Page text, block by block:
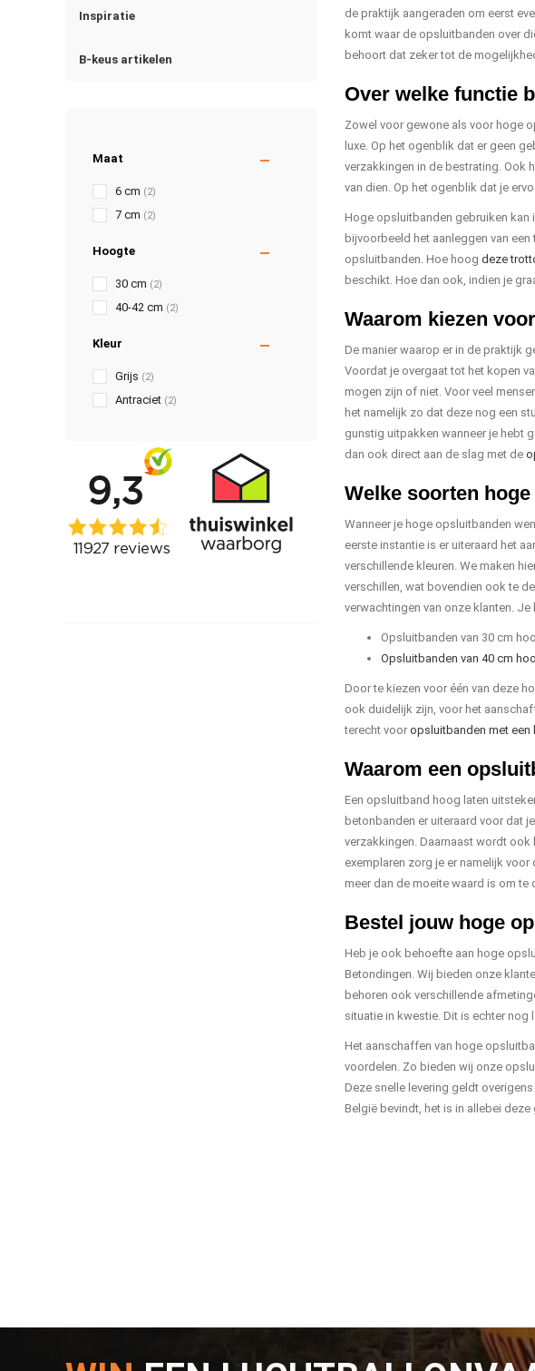
Inspiratie
B-keus artikelen
Maat
6 cm (2)
7 cm (2)
Hoogte
30 cm (2)
40-42 cm (2)
Kleur
Grijs (2)
Antraciet (2)
de praktijk aangeraden om eerst
komt waar de opsluitbanden over
behoort dat zeker tot de
Over welke functie
Zowel voor gewone als voor hoge
luxe. Op het ogenblik dat er geen
verzakkingen in de bestrating. Ook
van dien. Op het ogenblik dat je
Hoge opsluitbanden gebruiken kan
bijvoorbeeld het aanleggen van
opsluitbanden. Hoe hoog deze
beschikt. Hoe dan ook, indien je
Waarom kiezen
De manier waarop er in de praktijk
Voordat je overgaat tot het kopen
mogen zijn of niet. Voor veel
het namelijk zo dat deze nog een
gunstig uitpakken wanneer je hebt
dan ook direct aan de slag met de
Welke soorten
Wanneer je hoge opsluitbanden
eerste instantie is er uiteraard het
verschillende kleuren. We maken
verschillen, wat bovendien ook te
verwachtingen van onze klanten.
Opsluitbanden van 30 cm
Opsluitbanden van 40 cm
Door te kiezen voor één van deze
ook duidelijk zijn, voor het
terecht voor opsluitbanden met een
Waarom een
Een opsluitband hoog laten
betonbanden er uiteraard voor dat
verzakkingen. Daarnaast wordt
exemplaren zorg je er namelijk
meer dan de moeite waard is om te
Bestel jouw hoge
Heb je ook behoefte aan hoge
Betondingen. Wij bieden onze
behoren ook verschillende
situatie in kwestie. Dit is echter nog
Het aanschaffen van hoge
voordelen. Zo bieden wij onze
Deze snelle levering geldt
België bevindt, het is in allebei